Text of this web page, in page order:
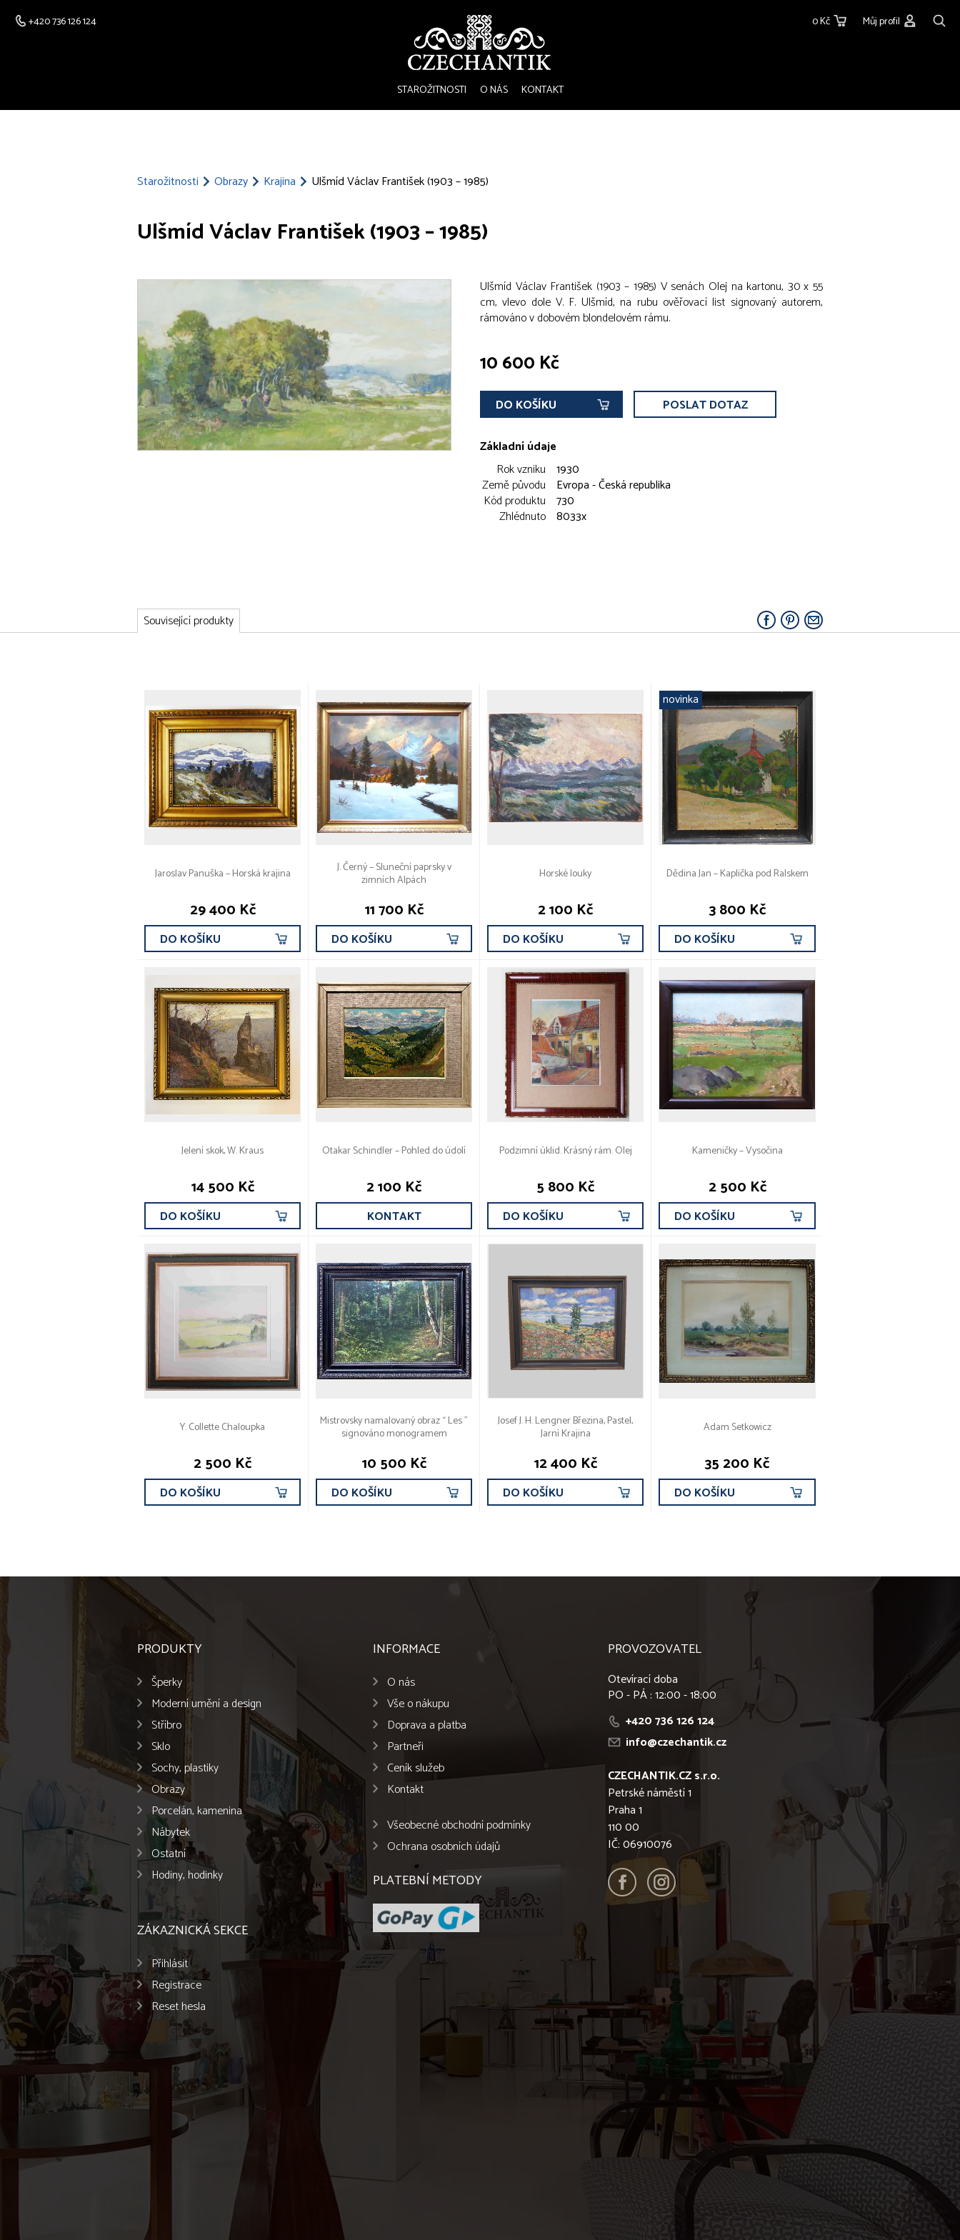
+420 736 126 124 0 Kč Můj profil
STAROŽITNOSTI O NÁS KONTAKT
Starožitnosti Obrazy Krajina Ulšmíd Václav František (1903 – 1985)
Ulšmíd Václav František (1903 – 1985)
Ulšmíd Václav František (1903 – 1985) V senách Olej na kartonu, 30 x 55
cm, vlevo dole V. F. Ulšmíd, na rubu ověřovací list signovaný autorem,
rámováno v dobovém blondelovém rámu.
10 600 Kč
DO KOŠÍKU POSLAT DOTAZ
Základní údaje
Rok vzniku 1930
Země původu
Evropa - Česká republika
Kód produktu 730
Zhlédnuto 8033x
Související produkty
Jaroslav Panuška – Horská krajina
29 400 Kč
DO KOŠÍKU
J. Černý – Sluneční paprsky v
zimních Alpách
11 700 Kč
DO KOŠÍKU
Horské louky
2 100 Kč
DO KOŠÍKU
novinka
Dědina Jan – Kaplička pod Ralskem
3 800 Kč
DO KOŠÍKU
Jelení skok, W. Kraus
14 500 Kč
DO KOŠÍKU
Otakar Schindler – Pohled do údolí
2 100 Kč
KONTAKT
Podzimní úklid. Krásný rám. Olej
5 800 Kč
DO KOŠÍKU
Kameničky – Vysočina
2 500 Kč
DO KOŠÍKU
Y. Collette Chaloupka
2 500 Kč
DO KOŠÍKU
Mistrovsky namalovaný obraz “ Les ”
signováno monogramem
10 500 Kč
DO KOŠÍKU
Josef J. H. Lengner Březina, Pastel,
Jarní Krajina
12 400 Kč
DO KOŠÍKU
Adam Setkowicz
35 200 Kč
DO KOŠÍKU
PRODUKTY
Šperky
Moderní umění a design
Stříbro
Sklo
Sochy, plastiky
Obrazy
Porcelán, kamenina
Nábytek
Ostatní
Hodiny, hodinky
ZÁKAZNICKÁ SEKCE
Přihlásit
Registrace
Reset hesla
INFORMACE
O nás
Vše o nákupu
Doprava a platba
Partneři
Ceník služeb
Kontakt
Všeobecné obchodní podmínky
Ochrana osobních údajů
PLATEBNÍ METODY
PROVOZOVATEL
Otevírací doba
PO - PÁ : 12:00 - 18:00
+420 736 126 124
info@czechantik.cz
CZECHANTIK.CZ s.r.o.
Petrské náměstí 1
Praha 1
110 00
IČ: 06910076